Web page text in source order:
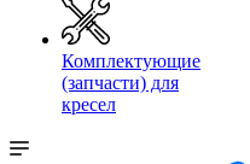
Комплектующие
(запчасти) для
кресел